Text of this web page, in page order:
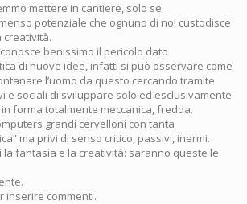
mettere in cantiere, solo se
potenziale che ognuno di noi custodisce
creatività.
benissimo il pericolo dato
di nuove idee, infatti si può osservare come
l’uomo da questo cercando tramite
e sociali di sviluppare solo ed esclusivamente
forma totalmente meccanica, fredda.
grandi cervelloni con tanta
ma privi di senso critico, passivi, inermi.
la fantasia e la creatività: saranno queste le
inserire commenti.